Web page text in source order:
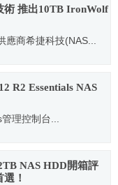
術 推出10TB IronWolf
商希捷科技(NAS...
R2 Essentials NAS
理控制台...
NAS HDD開箱評
！